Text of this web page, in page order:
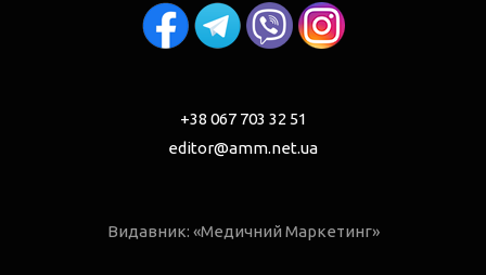
+38 067 703 32 51
editor@amm.net.ua
Видавник: «Медичний Маркетинг»